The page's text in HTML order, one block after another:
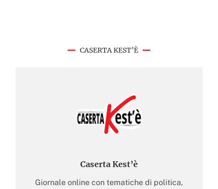
CASERTA KEST’È
Caserta Kest’è
Giornale online con tematiche di politica,